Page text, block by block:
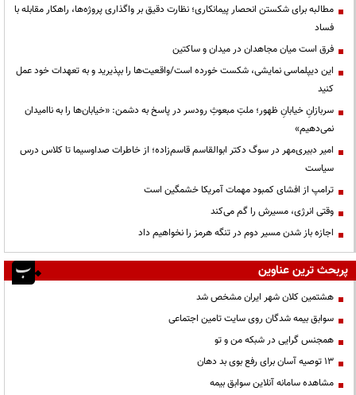
مطالبه برای شکستن انحصار پیمانکاری؛ نظارت دقیق بر واگذاری پروژه‌ها، راهکار مقابله با
فساد
فرق است میان مجاهدان در میدان و ساکتین
این دیپلماسی نمایشی، شکست خورده است/واقعیت‌ها را بپذیرید و به تعهدات خود عمل
کنید
سربازانِ خیابانِ ظهور؛ ملتِ مبعوثِ رودسر در پاسخ به دشمن: «خیابان‌ها را به ناامیدان
نمی‌دهیم»
امیر دبیری‌مهر در سوگ دکتر ابوالقاسم قاسم‌زاده؛ از خاطرات صداوسیما تا کلاس درس
سیاست
ترامپ از افشای کمبود مهمات آمریکا خشمگین است
وقتی انرژی، مسیرش را گم می‌کند
اجازه باز شدن مسیر دوم در تنگه هرمز را نخواهیم داد
پربحث ترین عناوین
هشتمین کلان شهر ایران مشخص شد
سوابق بیمه شدگان روی سایت تامین اجتماعی
همجنس گرایی در شبکه من و تو
13 توصیه آسان برای رفع بوی بد دهان
مشاهده سامانه آنلاين سوابق بیمه